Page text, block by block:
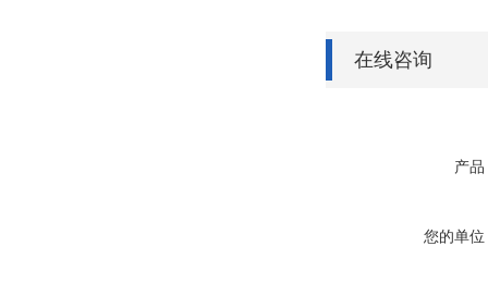
在线咨询
产品
您的单位